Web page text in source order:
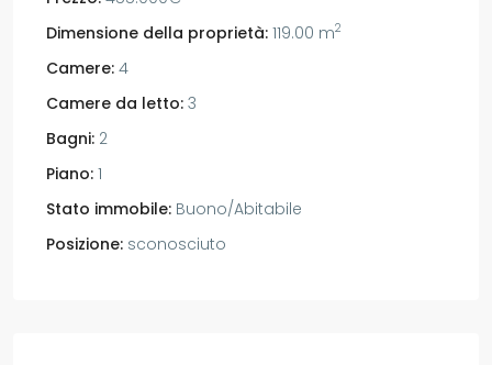
Dimensione della proprietà: 119.00 m2
Camere: 4
Camere da letto: 3
Bagni: 2
Piano: 1
Stato immobile: Buono/Abitabile
Posizione: sconosciuto